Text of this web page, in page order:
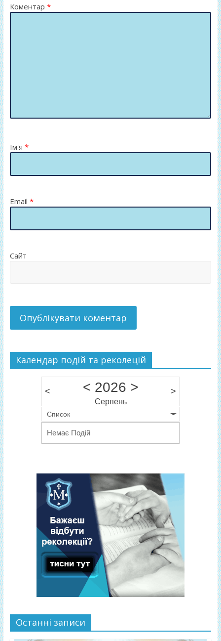
Коментар *
Ім'я *
Email *
Сайт
Календар подій та реколецій
< < 2026 >
Серпень
>
Список
Немає Подій
Останні записи